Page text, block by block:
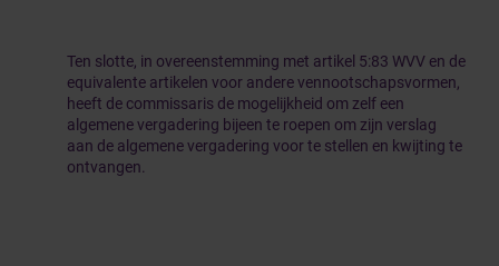
Ten slotte, in overeenstemming met artikel 5:83 WVV en de
equivalente artikelen voor andere vennootschapsvormen,
heeft de commissaris de mogelijkheid om zelf een
algemene vergadering bijeen te roepen om zijn verslag
aan de algemene vergadering voor te stellen en kwijting te
ontvangen.